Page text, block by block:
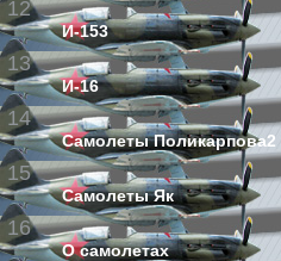
12
И-153
13
И-16
14
Самолеты Поликарпова2
15
Самолеты Як
16
О самолетах